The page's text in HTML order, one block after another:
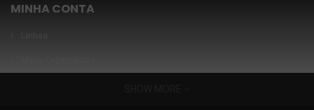
MINHA CONTA